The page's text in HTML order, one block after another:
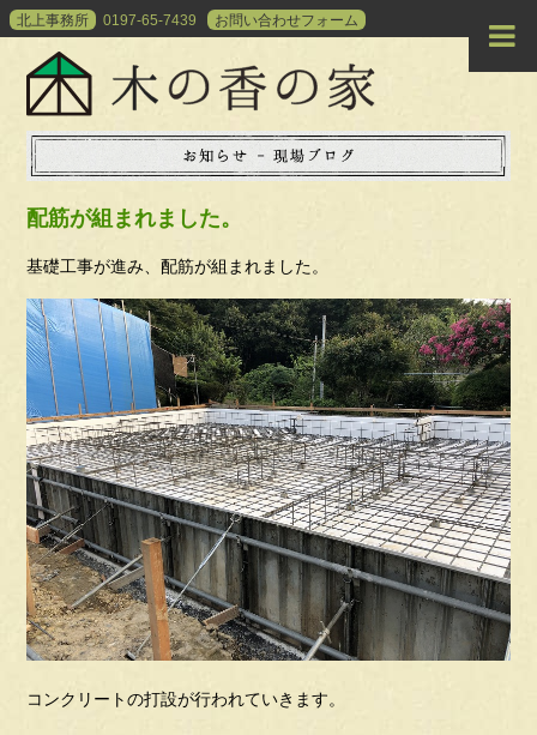
北上事務所 0197-65-7439 お問い合わせフォーム
配筋が組まれました。
基礎工事が進み、配筋が組まれました。
コンクリートの打設が行われていきます。